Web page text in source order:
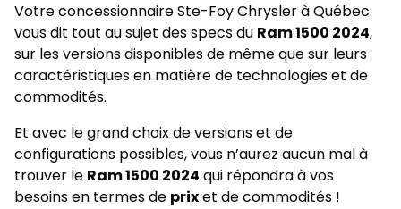
Votre concessionnaire Ste-Foy Chrysler à Québec
vous dit tout au sujet des specs du Ram 1500 2024,
sur les versions disponibles de même que sur leurs
caractéristiques en matière de technologies et de
commodités.
Et avec le grand choix de versions et de
configurations possibles, vous n’aurez aucun mal à
trouver le Ram 1500 2024 qui répondra à vos
besoins en termes de prixet de commodités !